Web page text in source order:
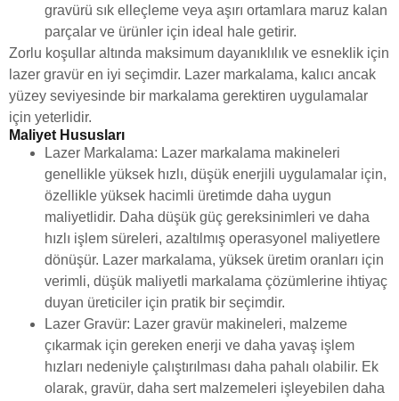
gravürü sık elleçleme veya aşırı ortamlara maruz kalan
parçalar ve ürünler için ideal hale getirir.
Zorlu koşullar altında maksimum dayanıklılık ve esneklik için
lazer gravür en iyi seçimdir. Lazer markalama, kalıcı ancak
yüzey seviyesinde bir markalama gerektiren uygulamalar
için yeterlidir.
Maliyet Hususları
Lazer Markalama: Lazer markalama makineleri
genellikle yüksek hızlı, düşük enerjili uygulamalar için,
özellikle yüksek hacimli üretimde daha uygun
maliyetlidir. Daha düşük güç gereksinimleri ve daha
hızlı işlem süreleri, azaltılmış operasyonel maliyetlere
dönüşür. Lazer markalama, yüksek üretim oranları için
verimli, düşük maliyetli markalama çözümlerine ihtiyaç
duyan üreticiler için pratik bir seçimdir.
Lazer Gravür: Lazer gravür makineleri, malzeme
çıkarmak için gereken enerji ve daha yavaş işlem
hızları nedeniyle çalıştırılması daha pahalı olabilir. Ek
olarak, gravür, daha sert malzemeleri işleyebilen daha